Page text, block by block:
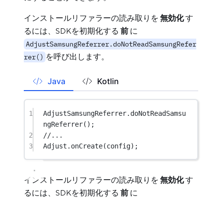
インストールリファラーの読み取りを 無効化す
るには、SDKを初期化する 前 に
AdjustSamsungReferrer.doNotReadSamsungRefer
rer() を呼び出します。
Java Kotlin
1 AdjustSamsungReferrer. doNotReadSamsu
ngReferrer();
2
//...
3
Adjust. onCreate(config);
インストールリファラーの読み取りを 無効化す
るには、SDKを初期化する 前 に